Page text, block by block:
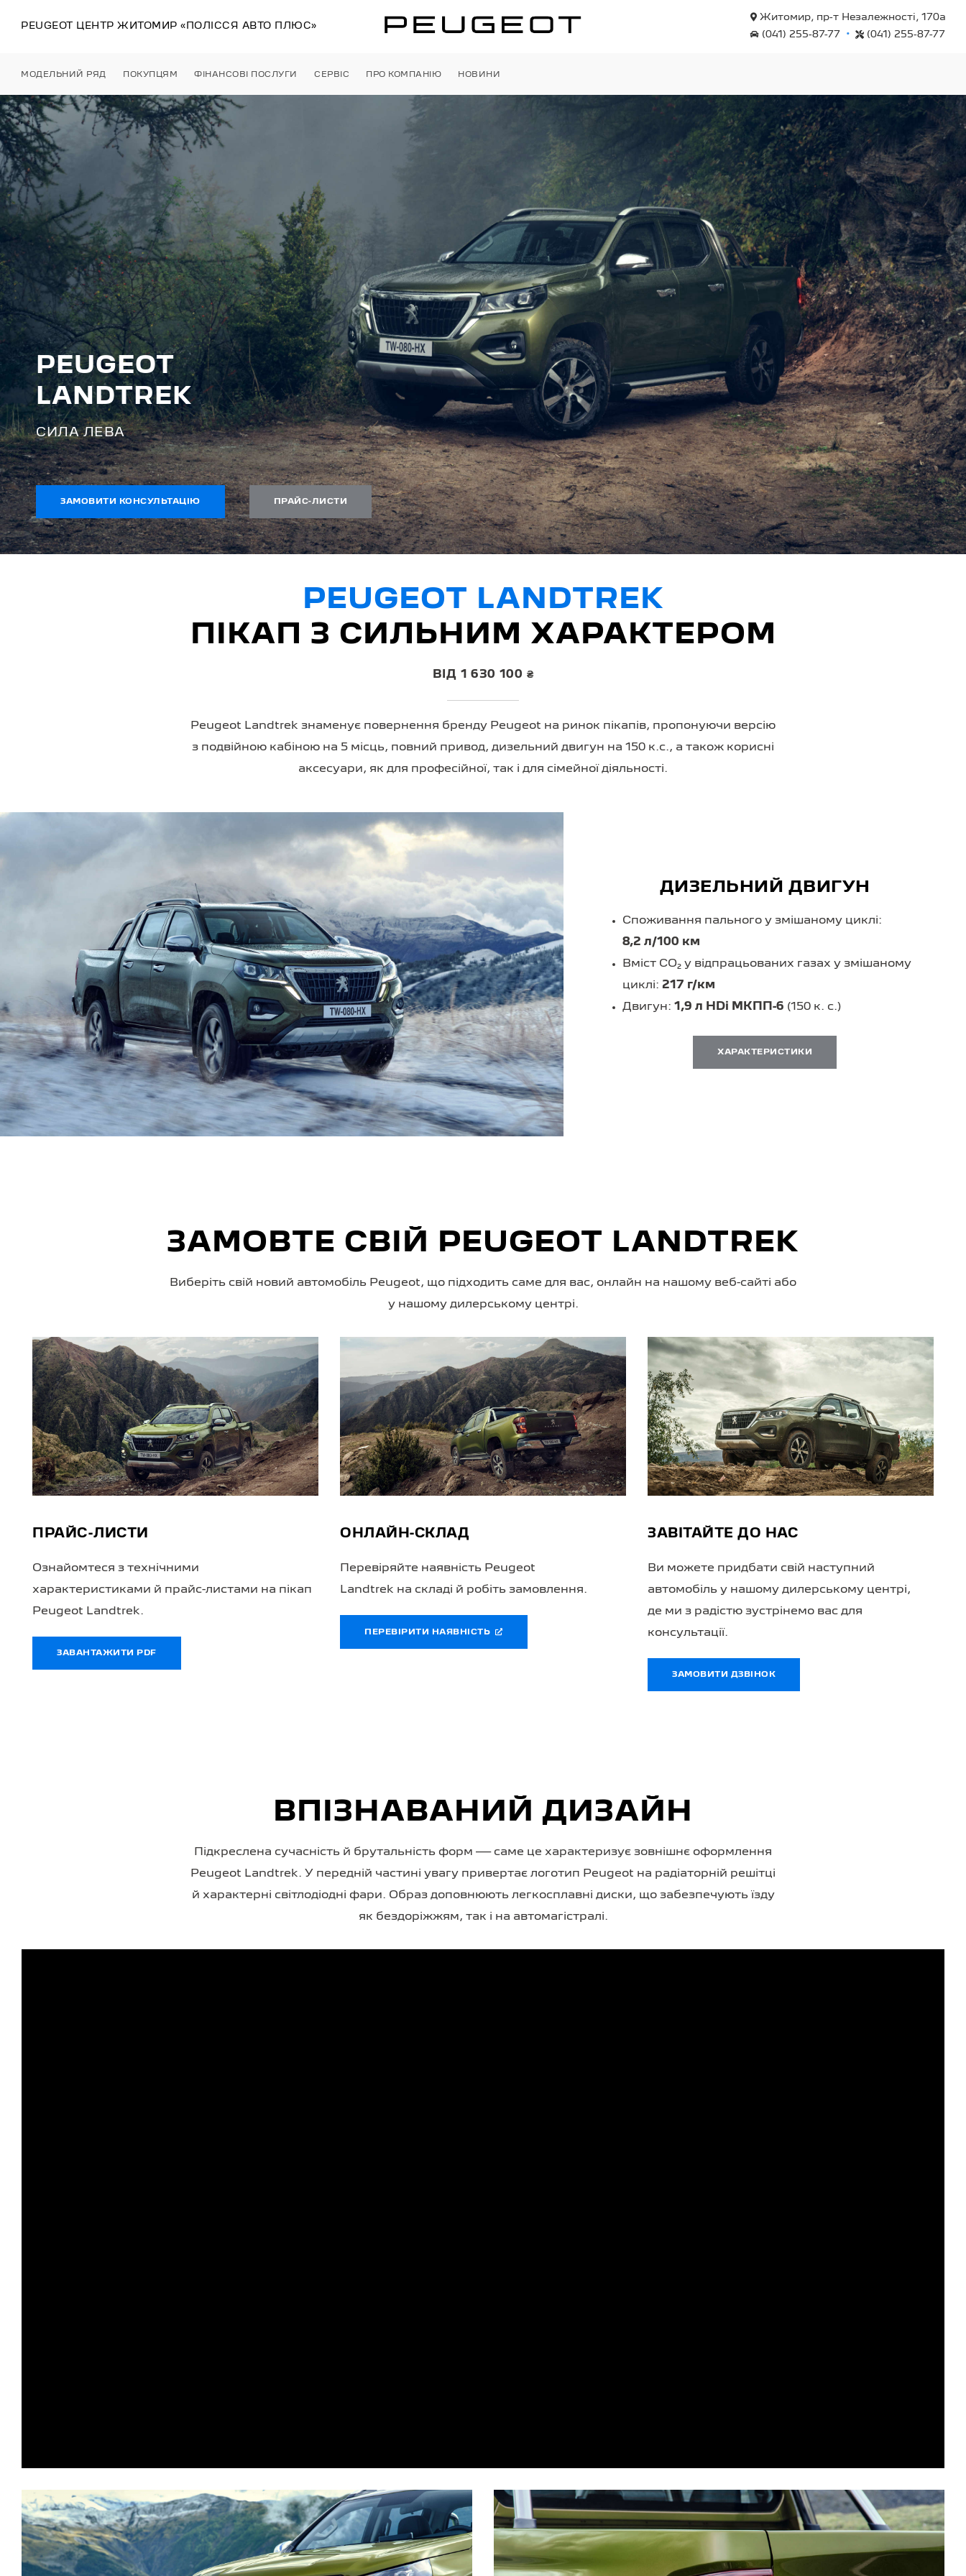
PEUGEOT ЦЕНТР ЖИТОМИР «ПОЛІССЯ АВТО ПЛЮС»
Житомир, пр-т Незалежності, 170а
(041) 255-87-77
• (041) 255-87-77
МОДЕЛЬНИЙ РЯД ПОКУПЦЯМ ФІНАНСОВІ ПОСЛУГИ СЕРВІС ПРО КОМПАНІЮ НОВИНИ
PEUGEOT
LANDTREK
СИЛА ЛЕВА
ЗАМОВИТИ КОНСУЛЬТАЦІЮ ПРАЙС-ЛИСТИ
PEUGEOT LANDTREK
ПІКАП З СИЛЬНИМ ХАРАКТЕРОМ
ВІД 1 630 100 ₴
Peugeot Landtrek знаменує повернення бренду Peugeot на ринок пікапів, пропонуючи версію
з подвійною кабіною на 5 місць, повний привод, дизельний двигун на 150 к.с., а також корисні
аксесуари, як для професійної, так і для сімейної діяльності.
ДИЗЕЛЬНИЙ ДВИГУН
Споживання пального у змішаному циклі:
8,2 л/100 км
Вміст CO₂ у відпрацьованих газах у змішаному
циклі: 217 г/км
Двигун:1,9 л HDi МКПП-6 (150 к. с.)
ХАРАКТЕРИСТИКИ
ЗАМОВТЕ СВІЙ PEUGEOT LANDTREK
Виберіть свій новий автомобіль Peugeot, що підходить саме для вас, онлайн на нашому веб-сайті або
у нашому дилерському центрі.
ПРАЙС-ЛИСТИ
Ознайомтеся з технічними
характеристиками й прайс-листами на пікап
Peugeot Landtrek.
ЗАВАНТАЖИТИ PDF
ОНЛАЙН-СКЛАД
Перевіряйте наявність Peugeot
Landtrek на складі й робіть замовлення.
ПЕРЕВІРИТИ НАЯВНІСТЬ
ЗАВІТАЙТЕ ДО НАС
Ви можете придбати свій наступний
автомобіль у нашому дилерському центрі,
де ми з радістю зустрінемо вас для
консультації.
ЗАМОВИТИ ДЗВІНОК
ВПІЗНАВАНИЙ ДИЗАЙН
Підкреслена сучасність й брутальність форм — саме це характеризує зовнішнє оформлення
Peugeot Landtrek. У передній частині увагу привертає логотип Peugeot на радіаторній решітці
й характерні світлодіодні фари. Образ доповнюють легкосплавні диски, що забезпечують їзду
як бездоріжжям, так і на автомагістралі.